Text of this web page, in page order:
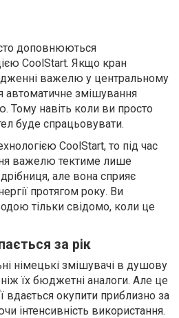
доповнюються
CoolStart. Якщо кран
важелю у центральному
автоматичне змішування
Тому навіть коли ви просто
буде спрацьовувати.
CoolStart, то під час
важелю тектиме лише
але вона сприяє
протягом року. Ви
тільки свідомо, коли це
за рік
німецькі змішувачі в душову
їх бюджетні аналоги. Але це
вдається окупити приблизно за
інтенсивність використання.